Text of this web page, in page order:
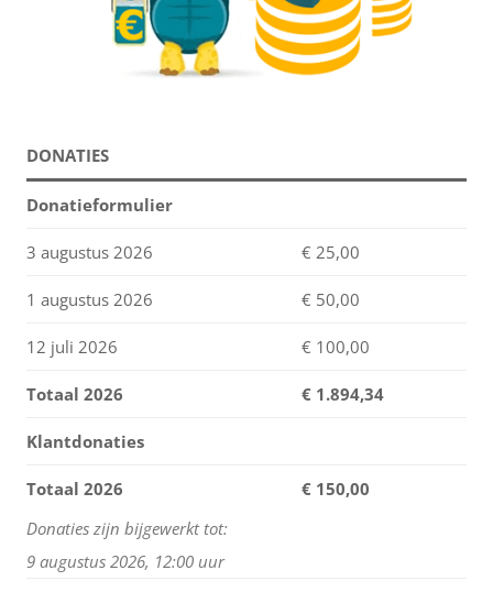
DONATIES
Donatieformulier
3 augustus 2026 € 25,00
1 augustus 2026 € 50,00
12 juli 2026 € 100,00
Totaal 2026 € 1.894,34
Klantdonaties
Totaal 2026
€ 150,00
Donaties zijn bijgewerkt tot:
9 augustus 2026, 12:00 uur